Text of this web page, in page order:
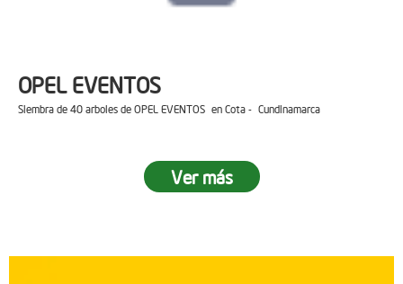
OPEL EVENTOS
Siembra de 40 arboles de OPEL EVENTOS en Cota - Cundinamarca
Ver más